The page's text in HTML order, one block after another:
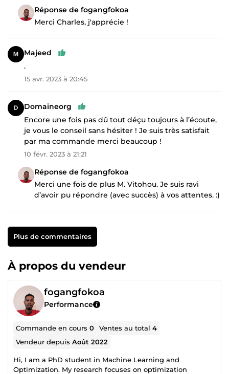
Réponse de fogangfokoa
Merci Charles, j'apprécie !
Majeed
.
15 avr. 2023 à 20:45
Domaineorg
Encore une fois pas dû tout déçu toujours à l’écoute,
je vous le conseil sans hésiter ! Je suis très satisfait
par ma commande merci beaucoup !
10 févr. 2023 à 21:21
Réponse de fogangfokoa
Merci une fois de plus M. Vitohou. Je suis ravi
d’avoir pu répondre (avec succès) à vos attentes. :)
Plus de commentaires
À propos du vendeur
fogangfokoa
Performance
Commande en cours0 Ventes au total4
Vendeur depuisAoût 2022
Hi, I am a PhD student in Machine Learning and
Optimization. My research focuses on optimization